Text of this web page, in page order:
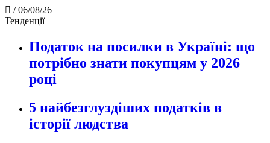
/ 06/08/26
Тенденції
Податок на посилки в Україні: що
потрібно знати покупцям у 2026
році
5 найбезглуздіших податків в
історії людства